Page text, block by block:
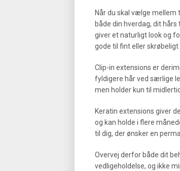
Når du skal vælge mellem
både din hverdag, dit
giver et naturligt look og
gode til fint eller
Clip-in extensions er
fyldigere hår ved særlige
men holder kun til
Keratin extensions giver
og kan holde i flere
til dig, der ønsker en
Overvej derfor både dit
vedligeholdelse, og ikke